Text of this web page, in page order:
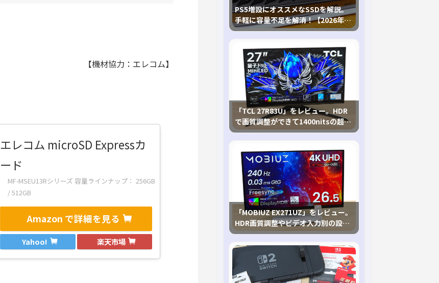
【機材協力：エレコム】
エレコム microSD Expressカ
ード
MF-MSEU13Rシリーズ 容量ラインナップ： 256GB
/ 512GB
Amazon で詳細を見る
楽天市場
Yahoo!
PS5増設にオススメなSSDを解説。
手軽に容量不足を解消！【2026年最
新、PS5 Proにも対応】
「TCL 27R83U」をレビュー。HDR
で画質調整ができて1400nitsの超高
輝度も発揮！
「MOBIUZ EX271UZ」をレビュー。
HDR画質調整やビデオ入力別の設定
が可能な4K有機ELゲーミングモニタ
を徹底検証